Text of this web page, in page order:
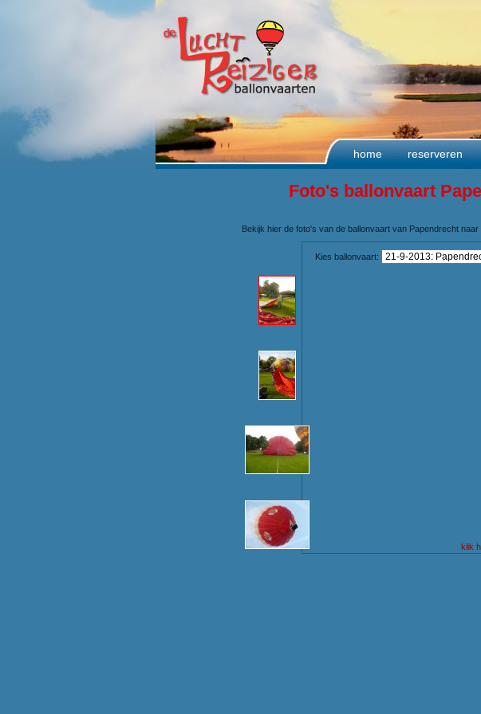
home reserveren
Foto's ballonvaart
Bekijk hier de foto's van de ballonvaart van Papendrecht
klik
Kies ballonvaart: